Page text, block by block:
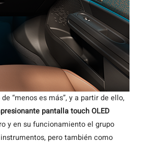
“menos es más”, y a partir de ello,
pantalla touch OLED
y en su funcionamiento el grupo
pero también como